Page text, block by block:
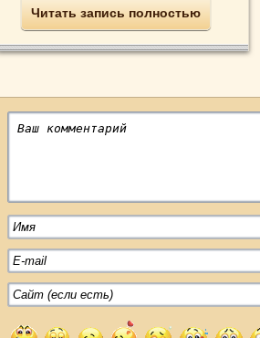
Читать запись полностью